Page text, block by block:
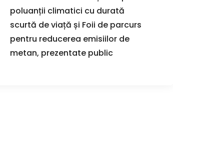
poluanții climatici cu durată
scurtă de viață și Foii de parcurs
pentru reducerea emisiilor de
metan, prezentate public